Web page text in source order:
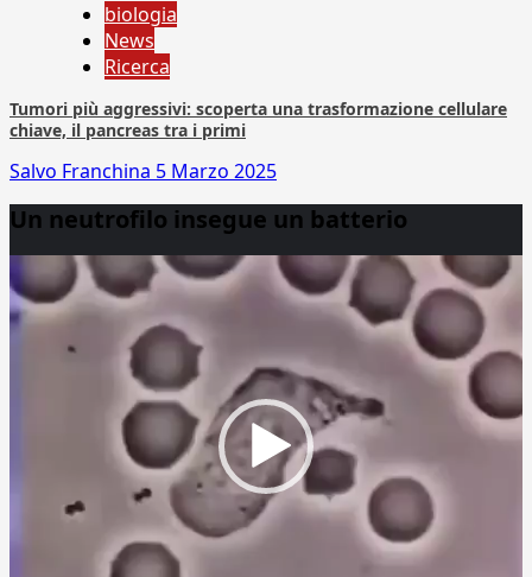
biologia
News
Ricerca
Tumori più aggressivi: scoperta una trasformazione cellulare
chiave, il pancreas tra i primi
Salvo Franchina 5 Marzo 2025
Un neutrofilo insegue un batterio
Player